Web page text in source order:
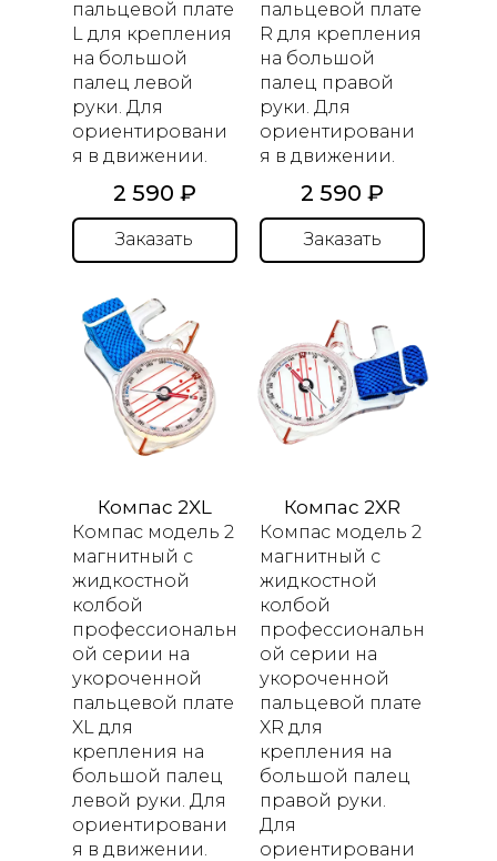
пальцевой плате
L для крепления
на большой
палец левой
руки. Для
ориентировани
я в движении.
2 590 ₽
Заказать
пальцевой плате
R для крепления
на большой
палец правой
руки. Для
ориентировани
я в движении.
2 590 ₽
Заказать
Компас 2XL
Компас модель 2
магнитный с
жидкостной
колбой
профессиональн
ой серии на
укороченной
пальцевой плате
XLдля
крепления на
большой палец
левой руки. Для
ориентировани
я в движении.
Компас 2XR
Компас модель 2
магнитный с
жидкостной
колбой
профессиональн
ой серии на
укороченной
пальцевой плате
XR для
крепления на
большой палец
правой руки.
Для
ориентировани